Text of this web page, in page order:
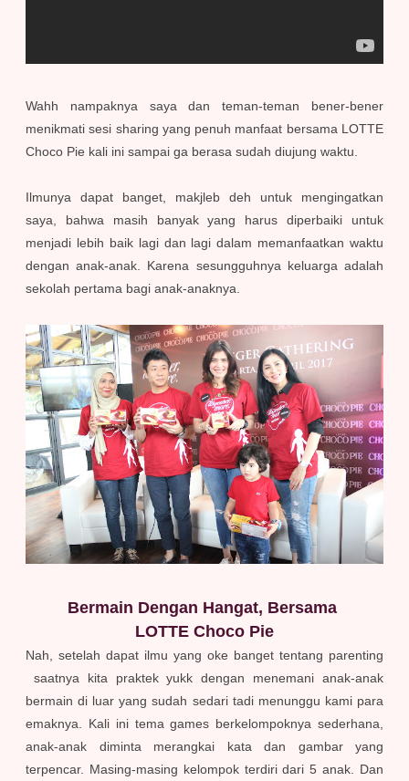
Wahh nampaknya saya dan teman-teman bener-bener
menikmati sesi sharing yang penuh manfaat bersama LOTTE
Choco Pie kali ini sampai ga berasa sudah diujung waktu.
Ilmunya dapat banget, makjleb deh untuk mengingatkan
saya, bahwa masih banyak yang harus diperbaiki untuk
menjadi lebih baik lagi dan lagi dalam memanfaatkan waktu
dengan anak-anak. Karena sesungguhnya keluarga adalah
sekolah pertama bagi anak-anaknya.
Bermain Dengan Hangat, Bersama
LOTTE Choco Pie
Nah, setelah dapat ilmu yang oke banget tentang parenting
saatnya kita praktek yukk dengan menemani anak-anak
bermain di luar yang sudah sedari tadi menunggu kami para
emaknya. Kali ini tema games berkelompoknya sederhana,
anak-anak diminta merangkai kata dan gambar yang
terpencar. Masing-masing kelompok terdiri dari 5 anak. Dan